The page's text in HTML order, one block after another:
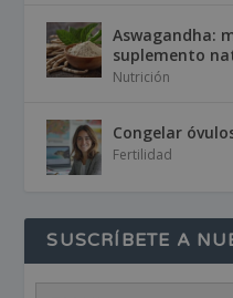
Aswagandha:
suplemento
Nutrición
Congelar
Fertilidad
SUSCRÍBETE A